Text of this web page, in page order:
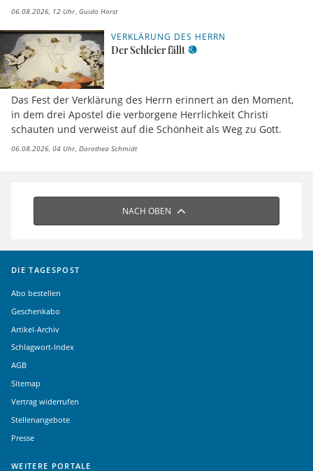
06.08.2026, 12 Uhr Guido Horst
VERKLÄRUNG DES HERRN
Der Schleier fällt
Das Fest der Verklärung des Herrn erinnert an den Moment,
in dem drei Apostel die verborgene Herrlichkeit Christi
schauten und verweist auf die Schönheit als Weg zu Gott.
06.08.2026, 04 Uhr Dorothea Schmidt
NACH OBEN
DIE TAGESPOST
Abo bestellen
Geschenkabo
Artikel-Archiv
Schlagwort-Index
AGB
Sitemap
Vertrag widerrufen
Stellenangebote
Presse
WEITERE PORTALE